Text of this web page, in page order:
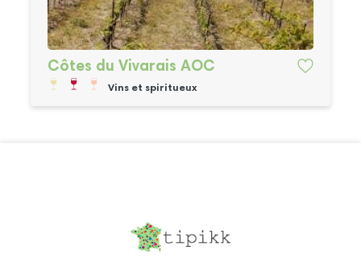
Côtes du Vivarais AOC
Vins et spiritueux